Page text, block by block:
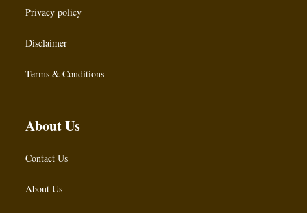
Privacy policy
Disclaimer
Terms & Conditions
About Us
Contact Us
About Us